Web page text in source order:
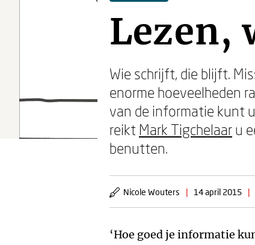
Lezen,
Wie schrijft, die blijft.
enorme hoeveelheden
van de informatie kunt
reikt Mark Tigchelaar u
benutten.
Nicole Wouters | 14 april 2015 |
‘Hoe goed je informatie